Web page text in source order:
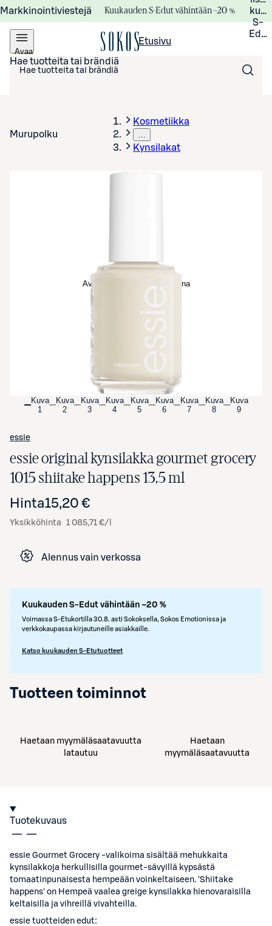
Markkinointiviestejä Kuukauden S-Edut vähintään –20 %
S-
Avaa
valikko
Etusivu
Hae tuotteita tai brändiä
Murupolku
Kosmetiikka
…
Kynsilakat
Avaa tuotekuva suurennettuna
Kuva
1
Kuva
2
Kuva
3
Kuva
4
Kuva
5
Kuva
6
Kuva
7
Kuva
8
Kuva
9
essie
essie original kynsilakka gourmet grocery
1015 shiitake happens 13,5 ml
Hinta15,20 €
Yksikköhinta 1 085,71 €/l
Alennus vain verkossa
Kuukauden S-Edut vähintään –20 %
Voimassa S-Etukortilla 30.8. asti Sokoksella, Sokos Emotionissa ja
verkkokaupassa kirjautuneille asiakkaille.
Katso kuukauden S-Etutuotteet
Tuotteen toiminnot
Haetaan myymäläsaatavuutta
latautuu
Haetaan
myymäläsaatavuutta
Tuotekuvaus
essie Gourmet Grocery -valikoima sisältää mehukkaita
kynsilakkoja herkullisilla gourmet-sävyillä kypsästä
tomaatinpunaisesta hempeään voinkeltaiseen. 'Shiitake
happens' on Hempeä vaalea greige kynsilakka hienovaraisilla ​​
keltaisilla ​​ja vihreillä vivahteilla.
essie tuotteiden edut: